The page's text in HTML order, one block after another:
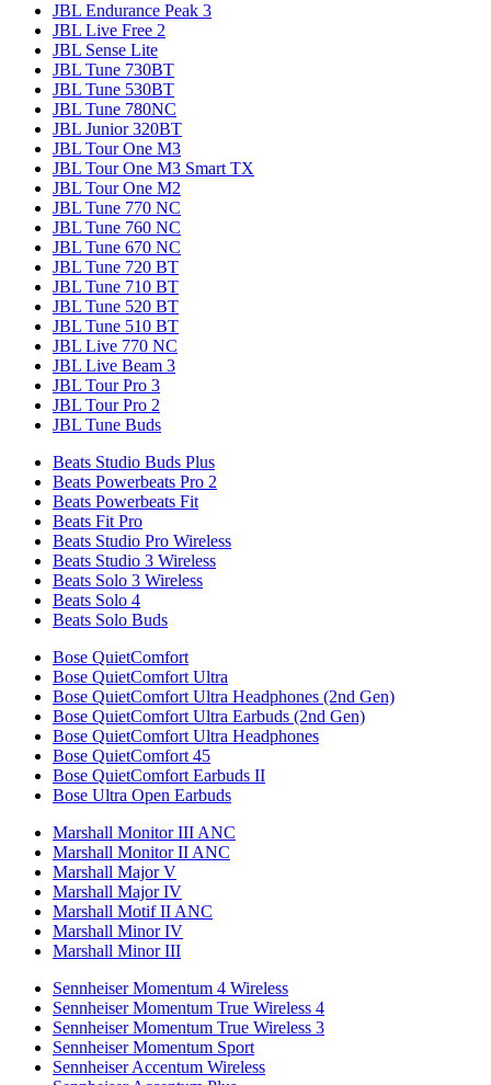
JBL Endurance Peak 3
JBL Live Free 2
JBL Sense Lite
JBL Tune 730BT
JBL Tune 530BT
JBL Tune 780NC
JBL Junior 320BT
JBL Tour One M3
JBL Tour One M3 Smart TX
JBL Tour One M2
JBL Tune 770 NC
JBL Tune 760 NC
JBL Tune 670 NC
JBL Tune 720 BT
JBL Tune 710 BT
JBL Tune 520 BT
JBL Tune 510 BT
JBL Live 770 NC
JBL Live Beam 3
JBL Tour Pro 3
JBL Tour Pro 2
JBL Tune Buds
Beats Studio Buds Plus
Beats Powerbeats Pro 2
Beats Powerbeats Fit
Beats Fit Pro
Beats Studio Pro Wireless
Beats Studio 3 Wireless
Beats Solo 3 Wireless
Beats Solo 4
Beats Solo Buds
Bose QuietComfort
Bose QuietComfort Ultra
Bose QuietComfort Ultra Headphones (2nd Gen)
Bose QuietComfort Ultra Earbuds (2nd Gen)
Bose QuietComfort Ultra Headphones
Bose QuietComfort 45
Bose QuietComfort Earbuds II
Bose Ultra Open Earbuds
Marshall Monitor III ANC
Marshall Monitor II ANC
Marshall Major V
Marshall Major IV
Marshall Motif II ANC
Marshall Minor IV
Marshall Minor III
Sennheiser Momentum 4 Wireless
Sennheiser Momentum True Wireless 4
Sennheiser Momentum True Wireless 3
Sennheiser Momentum Sport
Sennheiser Accentum Wireless